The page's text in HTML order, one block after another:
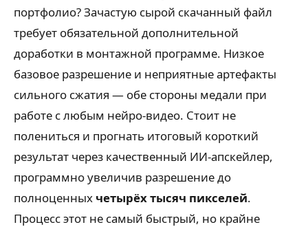
портфолио? Зачастую сырой скачанный файл
требует обязательной дополнительной
доработки в монтажной программе. Низкое
базовое разрешение и неприятные артефакты
сильного сжатия — обе стороны медали при
работе с любым нейро-видео. Стоит не
полениться и прогнать итоговый короткий
результат через качественный ИИ-апскейлер,
программно увеличив разрешение до
полноценных четырёх тысяч пикселей.
Процесс этот не самый быстрый, но крайне